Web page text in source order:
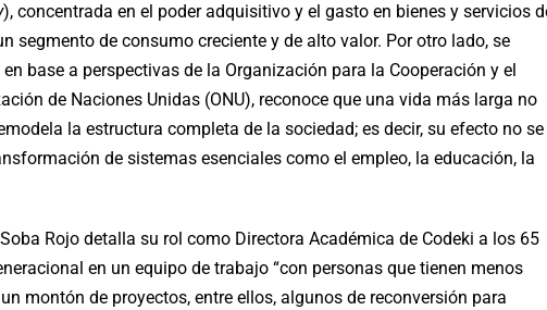
), concentrada en el poder adquisitivo y el gasto en bienes y servicios
segmento de consumo creciente y de alto valor. Por otro lado, se
base a perspectivas de la Organización para la Cooperación y el
de Naciones Unidas (ONU), reconoce que una vida más larga no
la estructura completa de la sociedad; es decir, su efecto no se
de sistemas esenciales como el empleo, la educación, la
Rojo detalla su rol como Directora Académica de Codeki a los 65
en un equipo de trabajo “con personas que tienen menos
montón de proyectos, entre ellos, algunos de reconversión para